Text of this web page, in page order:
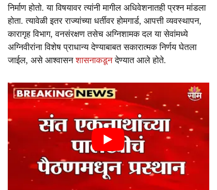
निर्माण होतो. या विषयावर त्यांनी मागील अधिवेशनातही प्रश्न मांडला
होता. त्यावेळी इतर राज्यांच्या धर्तीवर होमगार्ड, आपत्ती व्यवस्थापन,
कारागृह विभाग, वनसंरक्षण तसेच अग्निशामक दल या सेवांमध्ये
अग्निवीरांना विशेष प्राधान्य देण्याबाबत सकारात्मक निर्णय घेतला
जाईल, असे आश्वासनशासनाकडूनदेण्यात आले होते.